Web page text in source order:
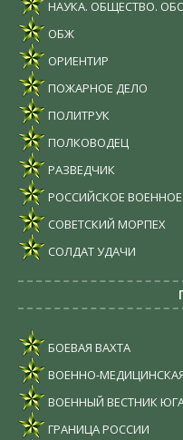
НАУКА. ОБЩЕСТВО.
ОБЖ
ОРИЕНТИР
ПОЖАРНОЕ ДЕЛО
ПОЛИТРУК
ПОЛКОВОДЕЦ
РАЗВЕДЧИК
РОССИЙСКОЕ
СОВЕТСКИЙ МОРПЕХ
СОЛДАТ УДАЧИ
БОЕВАЯ ВАХТА
ВОЕННО-
ВОЕННЫЙ ВЕСТНИК
ГРАНИЦА РОССИИ